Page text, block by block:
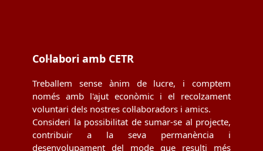
Col·labori amb CETR
Treballem sense ànim de lucre, i comptem
només amb l'ajut econòmic i el recolzament
voluntari dels nostres col·laboradors i amics.
Consideri la possibilitat de sumar-se al projecte,
contribuir a la seva permanència i
desenvolupament del mode que resulti més